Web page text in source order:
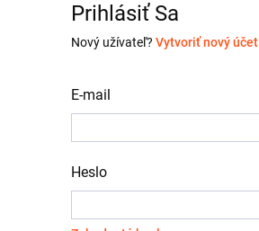
Prihlásiť Sa
Nový užívateľ? Vytvoriť nový účet
E-mail
Heslo